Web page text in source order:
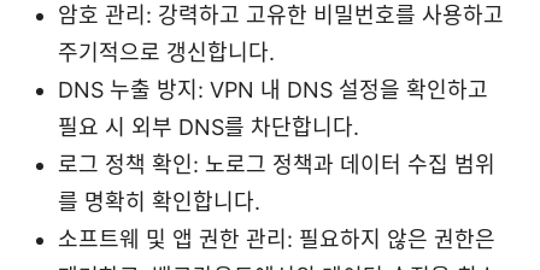
암호 관리: 강력하고 고유한 비밀번호를 사용하고
주기적으로 갱신합니다.
DNS 누출 방지: VPN 내 DNS 설정을 확인하고
필요 시 외부 DNS를 차단합니다.
로그 정책 확인: 노로그 정책과 데이터 수집 범위
를 명확히 확인합니다.
소프트웨 및 앱 권한 관리: 필요하지 않은 권한은